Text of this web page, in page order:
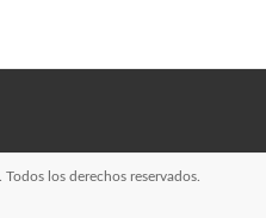
. Todos los derechos reservados.